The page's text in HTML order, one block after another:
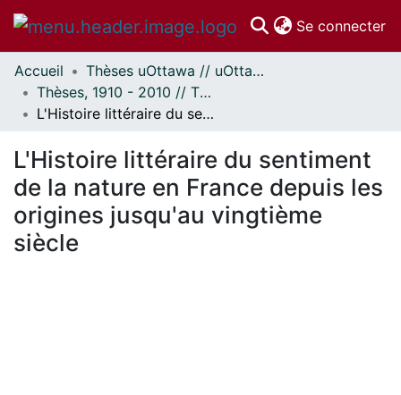
Se connecter
Communautés
et collections
Parcourir
À propos
Accueil
Thèses uOttawa // uOttawa Theses
Thèses, 1910 - 2010 // Theses, 1910 - 2010
L'Histoire littéraire du sentiment de la nature en France depuis les origines jusqu'au vingtième siècle
L'Histoire littéraire du sentiment
de la nature en France depuis les
origines jusqu'au vingtième
siècle